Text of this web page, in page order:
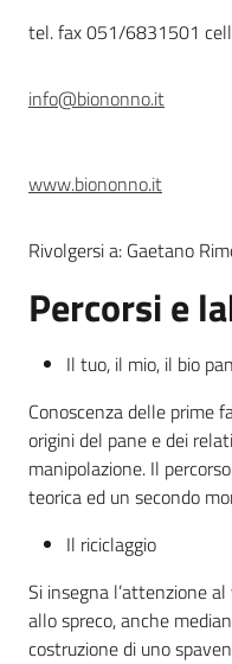
Servizi
Leggi atti bandi
tel. fax 051/6831501
info@biononno.it
www.biononno.it
Rivolgersi a: Gaetano
Percorsi e
Il tuo, il mio, il bio
Conoscenza delle prime
origini del pane e dei
manipolazione. Il
teorica ed un secondo
Il riciclaggio
Si insegna l’attenzione
allo spreco, anche
costruzione di uno